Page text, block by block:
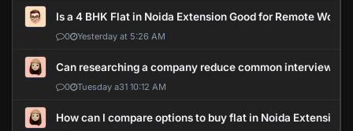
Is a 4 BHK Flat in Noida Extension Good for Remote Work?
0 Yesterday at 5:26 AM
Can researching a company reduce common interview
0 Tuesday a31 10:12 AM
How can I compare options to buy flat in Noida Extension?